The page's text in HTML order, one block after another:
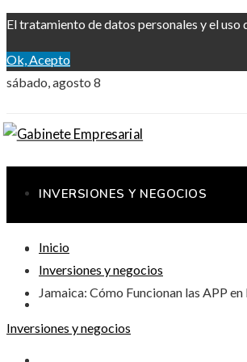
El tratamiento de datos personales y el uso
Ok, Acepto
sábado, agosto 8
INVERSIONES Y NEGOCIOS
RESPONSABILIDAD SOCIAL
Inicio
Inversiones y negocios
Jamaica: Cómo Funcionan las APP
Inversiones y negocios